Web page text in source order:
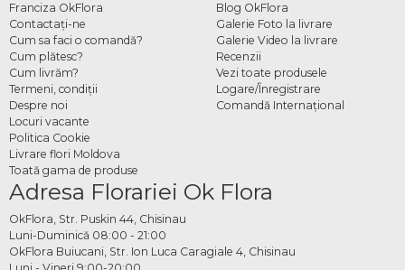
Franciza OkFlora
Contactaţi-ne
Cum sa faci o comandă?
Cum plătesc?
Cum livrăm?
Termeni, condiţii
Despre noi
Locuri vacante
Politica Cookie
Livrare flori Moldova
Toată gama de produse
Blog OkFlora
Galerie Foto la livrare
Galerie Video la livrare
Recenzii
Vezi toate produsele
Logare/Înregistrare
Comandă Internațional
Adresa Florariei Ok Flora
OkFlora, Str. Puskin 44, Chisinau
Luni-Duminică 08:00 - 21:00
OkFlora Buiucani, Str. Ion Luca Caragiale 4, Chisinau